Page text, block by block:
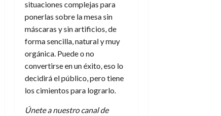
situaciones complejas para
ponerlas sobre la mesa sin
máscaras y sin artificios, de
forma sencilla, natural y muy
orgánica. Puede o no
convertirse en un éxito, eso lo
decidirá el público, pero tiene
los cimientos para lograrlo.
Únete a nuestro canal de